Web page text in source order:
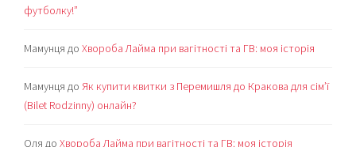
футболку!”
Мамунця доХвороба Лайма при вагітності та ГВ: моя історія
Мамунця до Як купити квитки з Перемишля до Кракова для сім’ї
(Bilet Rodzinny) онлайн?
Оля доХвороба Лайма при вагітності та ГВ: моя історія